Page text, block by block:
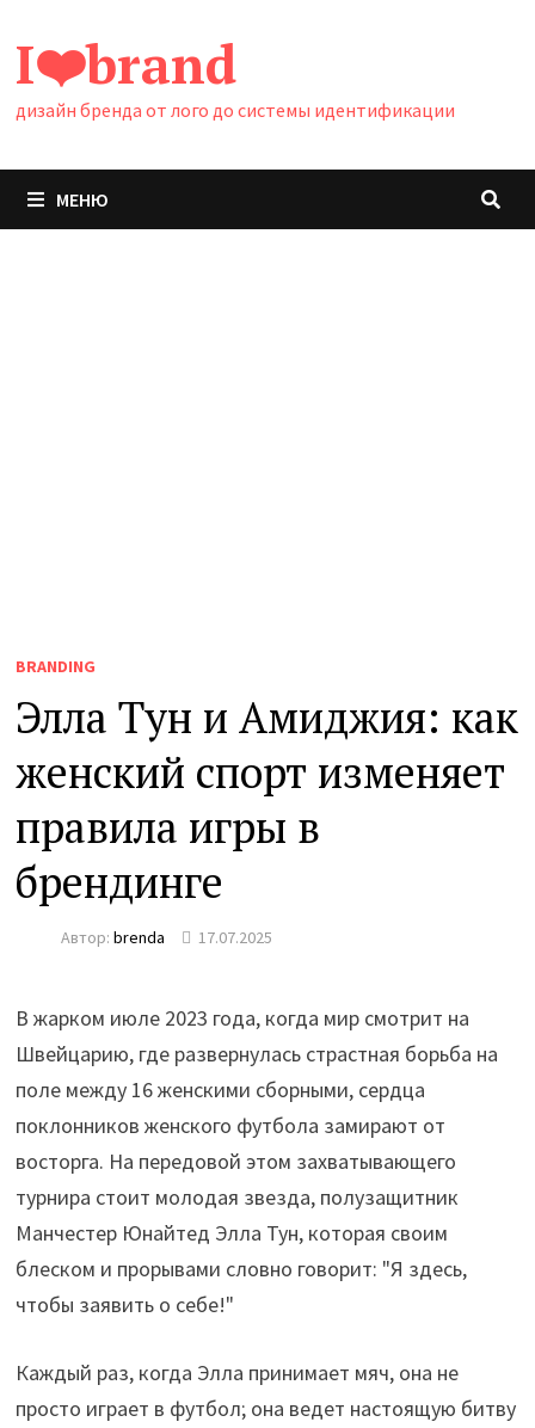
содержимому
I❤️brand
дизайн бренда от лого до системы идентификации
МЕНЮ
BRANDING
Элла Тун и Амиджия: как
женский спорт изменяет
правила игры в
брендинге
Автор:brenda 17.07.2025
В жарком июле 2023 года, когда мир смотрит на
Швейцарию, где развернулась страстная борьба на
поле между 16 женскими сборными, сердца
поклонников женского футбола замирают от
восторга. На передовой этом захватывающего
турнира стоит молодая звезда, полузащитник
Манчестер Юнайтед Элла Тун, которая своим
блеском и прорывами словно говорит: "Я здесь,
чтобы заявить о себе!"
Каждый раз, когда Элла принимает мяч, она не
просто играет в футбол; она ведет настоящую битву